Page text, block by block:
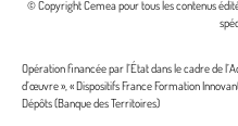
© Copyright Cemea pour tous les contenus
Opération financée par l’État dans le cadre de
d’œuvre », « Dispositifs France Formation
Dépôts (Banque des Territoires)